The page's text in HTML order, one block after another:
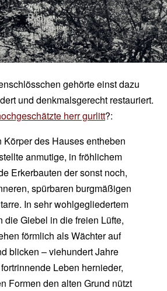
gehörte einst dazu
und denkmalsgerecht restauriert.
herr gurlitt?:
Körper des Hauses entheben
anmutige, in fröhlichem
Erkerbauten der sonst noch,
spürbaren burgmäßigen
In sehr wohlgegliedertem
die Giebel in die freien Lüfte,
förmlich als Wächter auf
blicken – viehundert Jahre
Leben hernieder,
Formen den alten Grund nützt